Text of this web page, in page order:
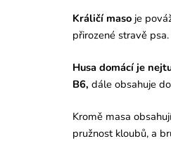
Králičí maso je
přirozené stravě
Husa domácí je
B6, dále obsahuje
Kromě masa
pružnost kloubů, a